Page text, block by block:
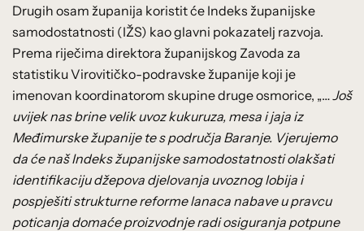
Drugih osam županija koristit će Indeks županijske
samodostatnosti (IŽS) kao glavni pokazatelj razvoja.
Prema riječima direktora županijskog Zavoda za
statistiku Virovitičko-podravske županije koji je
imenovan koordinatorom skupine druge osmorice, „…Još
uvijek nas brine velik uvoz kukuruza, mesa i jaja iz
Međimurske županije te s područja Baranje. Vjerujemo
da će naš Indeks županijske samodostatnosti olakšati
identifikaciju džepova djelovanja uvoznog lobija i
pospješiti strukturne reforme lanaca nabave u pravcu
poticanja domaće proizvodnje radi osiguranja potpune